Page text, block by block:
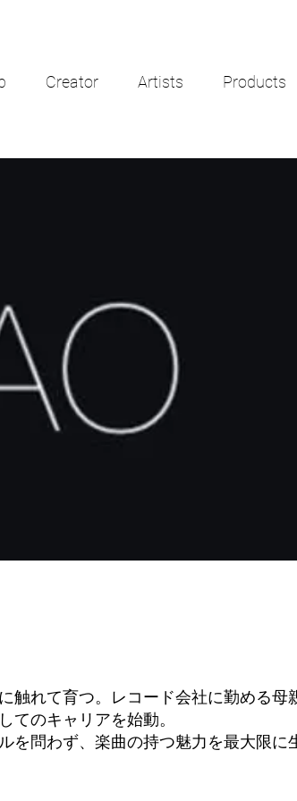
Creator Artists Products
触れて育つ。レコード会社に勤める母
てのキャリアを始動。
を問わず、楽曲の持つ魅力を最大限に